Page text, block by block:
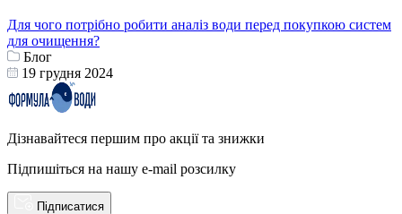
Для чого потрібно робити аналіз води перед покупкою систем
для очищення?
Блог
19 грудня 2024
Дізнавайтеся першим про акції та знижки
Підпишіться на нашу e-mail розсилку
Підписатися